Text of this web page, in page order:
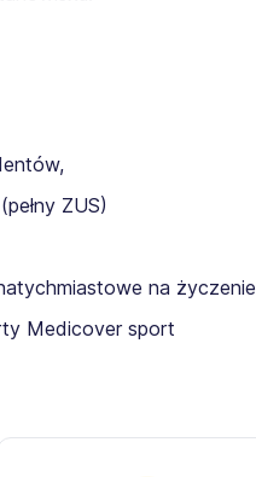
ZUS)
na życzenie
Medicover sport